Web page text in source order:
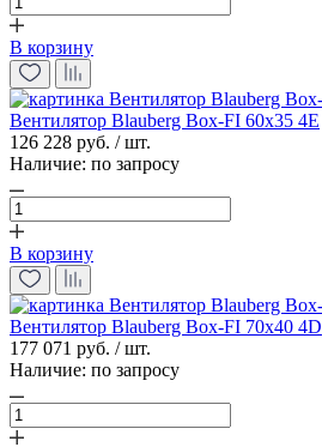
В корзину
Вентилятор Blauberg Box-FI 60x35 4Е
126 228 руб. / шт.
Наличие: по запросу
В корзину
Вентилятор Blauberg Box-FI 70x40 4D
177 071 руб. / шт.
Наличие: по запросу